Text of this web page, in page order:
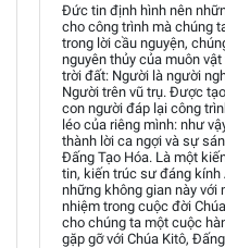
Đức tin định hình nên
cho công trình mà chúng
trong lời cầu nguyện,
nguyên thủy của muôn
trời đất: Người là người
Người trên vũ trụ. Được
con người đáp lại công
léo của riêng mình: như
thành lời ca ngợi và sự
Đấng Tạo Hóa. Là một
tin, kiến trúc sư đáng kính
những không gian này với
nhiệm trong cuộc đời
cho chúng ta một cuộc
gặp gỡ với Chúa Kitô,